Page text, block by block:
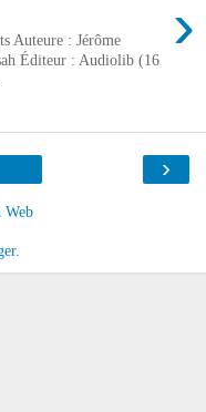
›
Auteure : Jérôme
Éditeur : Audiolib (16
›
Web
.